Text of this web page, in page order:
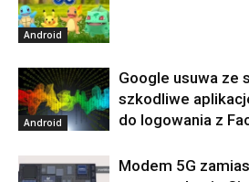
Android
Android
Google usuwa ze
szkodliwe
do logowania z
Modem 5G